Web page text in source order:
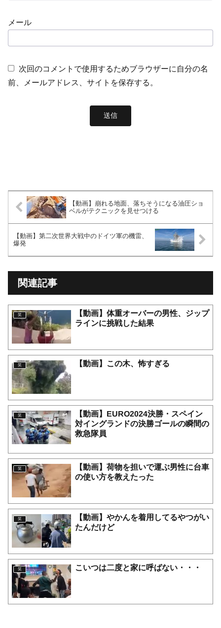
メール
次回のコメントで使用するためブラウザーに自分の名
前、メールアドレス、サイトを保存する。
【動画】崩れる地面、落ちそうになる油圧ショ
ベルがテクニックを見せつける
【動画】第二次世界大戦中のドイツ軍の機雷、
爆発
関連記事
笑 【動画】体重オーバーの男性、ジップ
ラインに挑戦した結果
笑 【動画】この木、怖すぎる
笑 【動画】EURO2024決勝・スペイン
対イングランドの決勝ゴールの瞬間の
救急隊員
笑 【動画】荷物を担いで運ぶ男性に台車
の使い方を教えたった
笑 【動画】やかんを着用してるやつがい
たんだけど
笑 こいつは二度と家に呼ばない・・・